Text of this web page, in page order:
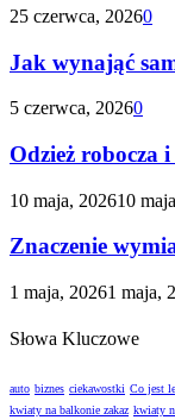
25 czerwca, 20260
Jak wynająć
5 czerwca, 20260
Odzież robocza
10 maja, 202610
Znaczenie
1 maja, 20261 maja,
Słowa Kluczowe
auto biznes ciekawostki Co jest
kwiaty na balkonie zakaz kwiaty